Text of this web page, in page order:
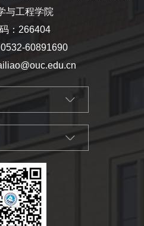
与工程学院
：266404
60891690